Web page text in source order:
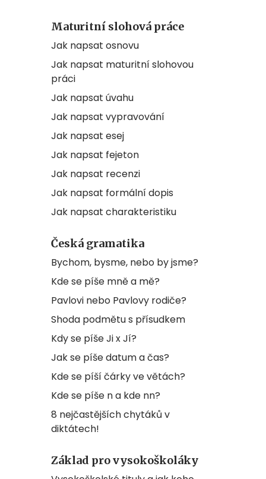
Maturitní slohová práce
Jak napsat osnovu
Jak napsat maturitní slohovou
práci
Jak napsat úvahu
Jak napsat vypravování
Jak napsat esej
Jak napsat fejeton
Jak napsat recenzi
Jak napsat formální dopis
Jak napsat charakteristiku
Česká gramatika
Bychom, bysme, nebo by jsme?
Kde se píše mně a mě?
Pavlovi nebo Pavlovy rodiče?
Shoda podmětu s přísudkem
Kdy se píše Ji x Jí?
Jak se píše datum a čas?
Kde se píší čárky ve větách?
Kde se píše n a kde nn?
8 nejčastějších chytáků v
diktátech!
Základ pro vysokoškoláky